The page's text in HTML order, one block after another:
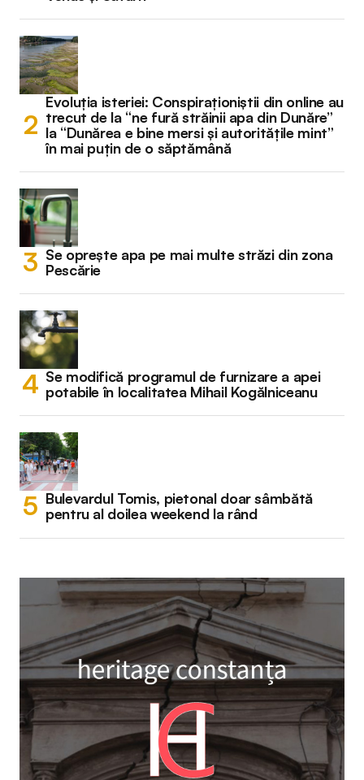
Evoluția isteriei: Conspiraționiștii din online au
trecut de la “ne fură străinii apa din Dunăre”
la “Dunărea e bine mersi și autoritățile mint”
în mai puțin de o săptămână
Se oprește apa pe mai multe străzi din zona
Pescărie
Se modifică programul de furnizare a apei
potabile în localitatea Mihail Kogălniceanu
Bulevardul Tomis, pietonal doar sâmbătă
pentru al doilea weekend la rând